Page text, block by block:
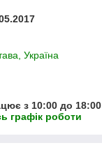
Україна
з 10:00 до 18:00
графік роботи